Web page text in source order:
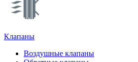
Клапаны
Воздушные клапаны